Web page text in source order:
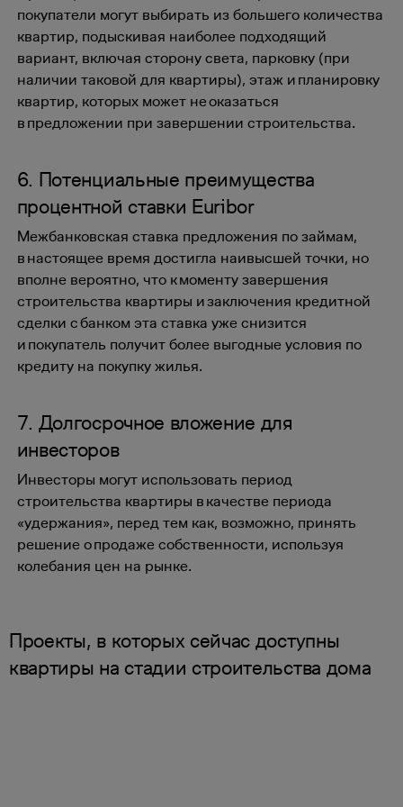
покупатели могут выбирать из большего количества
квартир, подыскивая наиболее подходящий
вариант, включая сторону света, парковку (при
наличии таковой для квартиры), этаж и планировку
квартир, которых может не оказаться
в предложении при завершении строительства.
6. Потенциальные преимущества
процентной ставки Euribor
Межбанковская ставка предложения по займам,
в настоящее время достигла наивысшей точки, но
вполне вероятно, что к моменту завершения
строительства квартиры и заключения кредитной
сделки с банком эта ставка уже снизится
и покупатель получит более выгодные условия по
кредиту на покупку жилья.
7. Долгосрочное вложение для
инвесторов
Инвесторы могут использовать период
строительства квартиры в качестве периода
«удержания», перед тем как, возможно, принять
решение о продаже собственности, используя
колебания цен на рынке.
Проекты, в которых сейчас доступны
квартиры на стадии строительства дома